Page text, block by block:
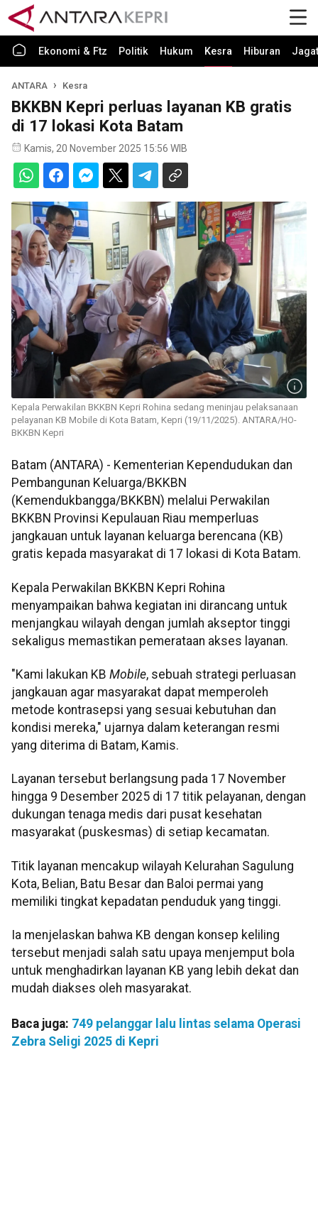
Ekonomi & Ftz Politik Hukum Kesra Hiburan Jagat
ANTARA Kesra
BKKBN Kepri perluas layanan KB gratis
di 17 lokasi Kota Batam
Kamis, 20 November 2025 15:56 WIB
Kepala Perwakilan BKKBN Kepri Rohina sedang meninjau pelaksanaan
pelayanan KB Mobile di Kota Batam, Kepri (19/11/2025). ANTARA/HO-
BKKBN Kepri
Batam (ANTARA) - Kementerian Kependudukan dan
Pembangunan Keluarga/BKKBN
(Kemendukbangga/BKKBN) melalui Perwakilan
BKKBN Provinsi Kepulauan Riau memperluas
jangkauan untuk layanan keluarga berencana (KB)
gratis kepada masyarakat di 17 lokasi di Kota Batam.
Kepala Perwakilan BKKBN Kepri Rohina
menyampaikan bahwa kegiatan ini dirancang untuk
menjangkau wilayah dengan jumlah akseptor tinggi
sekaligus memastikan pemerataan akses layanan.
"Kami lakukan KB Mobile, sebuah strategi perluasan
jangkauan agar masyarakat dapat memperoleh
metode kontrasepsi yang sesuai kebutuhan dan
kondisi mereka," ujarnya dalam keterangan resmi
yang diterima di Batam, Kamis.
Layanan tersebut berlangsung pada 17 November
hingga 9 Desember 2025 di 17 titik pelayanan, dengan
dukungan tenaga medis dari pusat kesehatan
masyarakat (puskesmas) di setiap kecamatan.
Titik layanan mencakup wilayah Kelurahan Sagulung
Kota, Belian, Batu Besar dan Baloi permai yang
memiliki tingkat kepadatan penduduk yang tinggi.
Ia menjelaskan bahwa KB dengan konsep keliling
tersebut menjadi salah satu upaya menjemput bola
untuk menghadirkan layanan KB yang lebih dekat dan
mudah diakses oleh masyarakat.
Baca juga: 749 pelanggar lalu lintas selama Operasi
Zebra Seligi 2025 di Kepri